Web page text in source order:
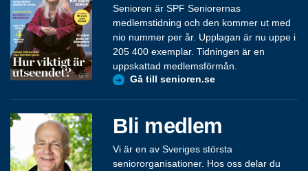
Senioren är SPF Seniorernas
medlemstidning och den kommer ut med
nio nummer per år. Upplagan är nu uppe i
205 400 exemplar. Tidningen är en
uppskattad medlemsförmån.
Gå till senioren.se
Bli medlem
Vi är en av Sveriges största
seniororganisationer. Hos oss delar du